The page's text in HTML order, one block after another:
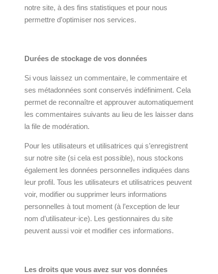
notre site, à des fins statistiques et pour nous
permettre d’optimiser nos services.
Durées de stockage de vos données
Si vous laissez un commentaire, le commentaire et
ses métadonnées sont conservés indéfiniment. Cela
permet de reconnaître et approuver automatiquement
les commentaires suivants au lieu de les laisser dans
la file de modération.
Pour les utilisateurs et utilisatrices qui s’enregistrent
sur notre site (si cela est possible), nous stockons
également les données personnelles indiquées dans
leur profil. Tous les utilisateurs et utilisatrices peuvent
voir, modifier ou supprimer leurs informations
personnelles à tout moment (à l’exception de leur
nom d’utilisateur·ice). Les gestionnaires du site
peuvent aussi voir et modifier ces informations.
Les droits que vous avez sur vos données